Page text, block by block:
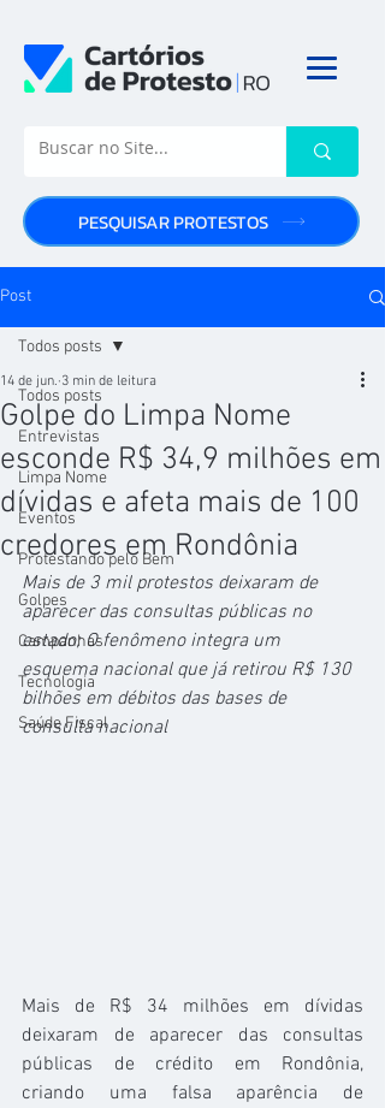
PESQUISAR PROTESTOS
Post
Todos posts
Entrevistas
Limpa Nome
Eventos
Protestando pelo Bem
Golpes
Campanhas
Tecnologia
Saúde Fiscal
Todos posts
Golpe do Limpa Nome
esconde R$ 34,9 milhões em
dívidas e afeta mais de 100
credores em Rondônia
14 de jun. 3 min de leitura
Mais de 3 mil protestos deixaram de
aparecer das consultas públicas no
estado; O fenômeno integra um
esquema nacional que já retirou R$ 130
bilhões em débitos das bases de
consulta nacional
Mais de R$ 34 milhões em dívidas
deixaram de aparecer das consultas
públicas de crédito em Rondônia,
criando uma falsa aparência de